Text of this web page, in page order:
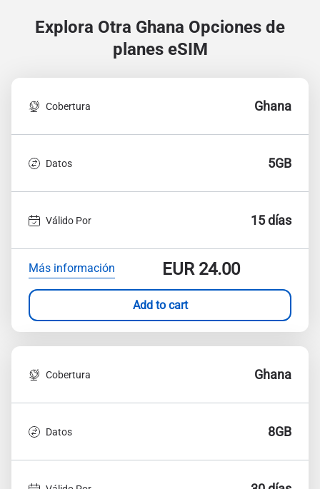
Explora Otra Ghana Opciones de
planes eSIM
Cobertura Ghana
Datos 5GB
Válido Por 15 días
Más información EUR24.00
Add to cart
Cobertura Ghana
Datos 8GB